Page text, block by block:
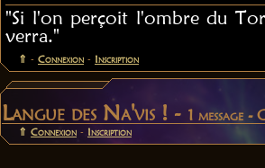
"Si l'on perçoit l'ombre du
verra."
⇑ - Connexion - Inscription
Langue des Na'vis ! - 1 message
⇑ Connexion - Inscription